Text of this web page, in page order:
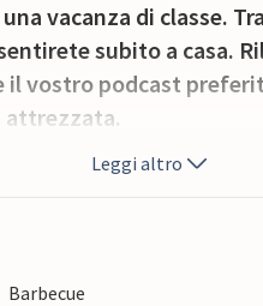
vacanza di classe.
subito a casa.
il vostro podcast
attrezzata.
nella grande piscina,
un lettino con una
Leggi altro
Barbecue